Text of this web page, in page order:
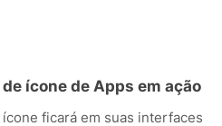
ícone de Apps em ação
ficará em suas interfaces